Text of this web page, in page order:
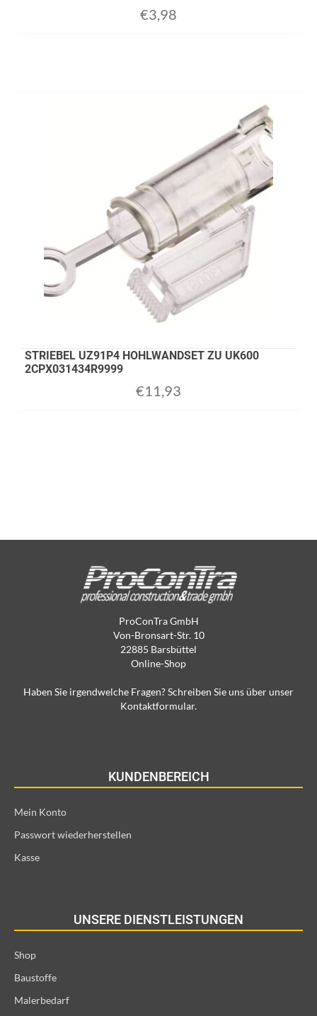
€3,98
STRIEBEL UZ91P4 HOHLWANDSET ZU UK600
2CPX031434R9999
€11,93
ProConTra GmbH
Von-Bronsart-Str. 10
22885 Barsbüttel
Online-Shop
Haben Sie irgendwelche Fragen? Schreiben Sie uns über unser
Kontaktformular.
KUNDENBEREICH
Mein Konto
Passwort wiederherstellen
Kasse
UNSERE DIENSTLEISTUNGEN
Shop
Baustoffe
Malerbedarf